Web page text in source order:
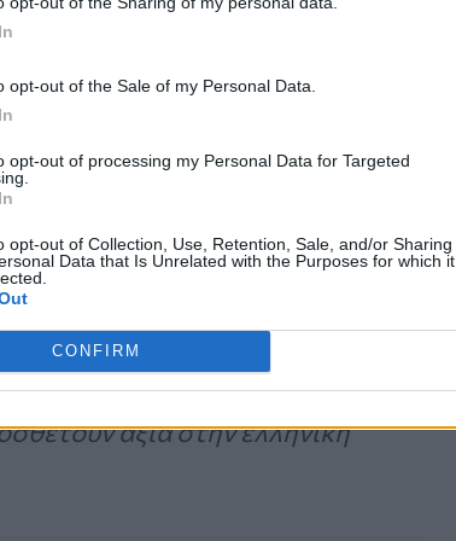
opt-out of the Sale of my Personal Data.
opt-out of processing my Personal Data for Targeted
opt-out of Collection, Use, Retention, Sale, and/or Sharing
Data that Is Unrelated with the Purposes for which it
CONFIRM
και τοπικό επίπεδο, η σημασία
για όλους τους ασθενείς,
σε ότι αφορά στην ανάπτυξη
παραγωγής
μας θα πρέπει να αξιοποιήσει το
παραγωγής, ενός
με εξωστρέφεια και παράγει
αξία στην ελληνική